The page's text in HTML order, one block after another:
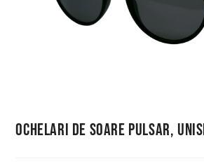
Ochelari de soare Pulsar,